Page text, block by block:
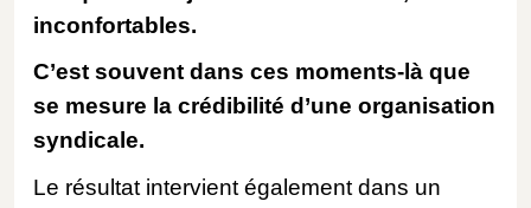
inconfortables.
C’est souvent dans ces moments-là que
se mesure la crédibilité d’une organisation
syndicale.
Le résultat intervient également dans un